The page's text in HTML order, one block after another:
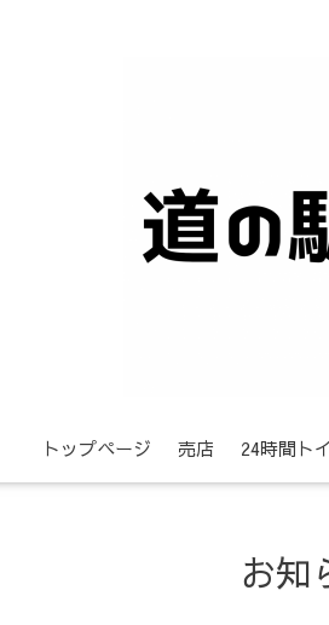
トップページ 売店 24時間ト
お知